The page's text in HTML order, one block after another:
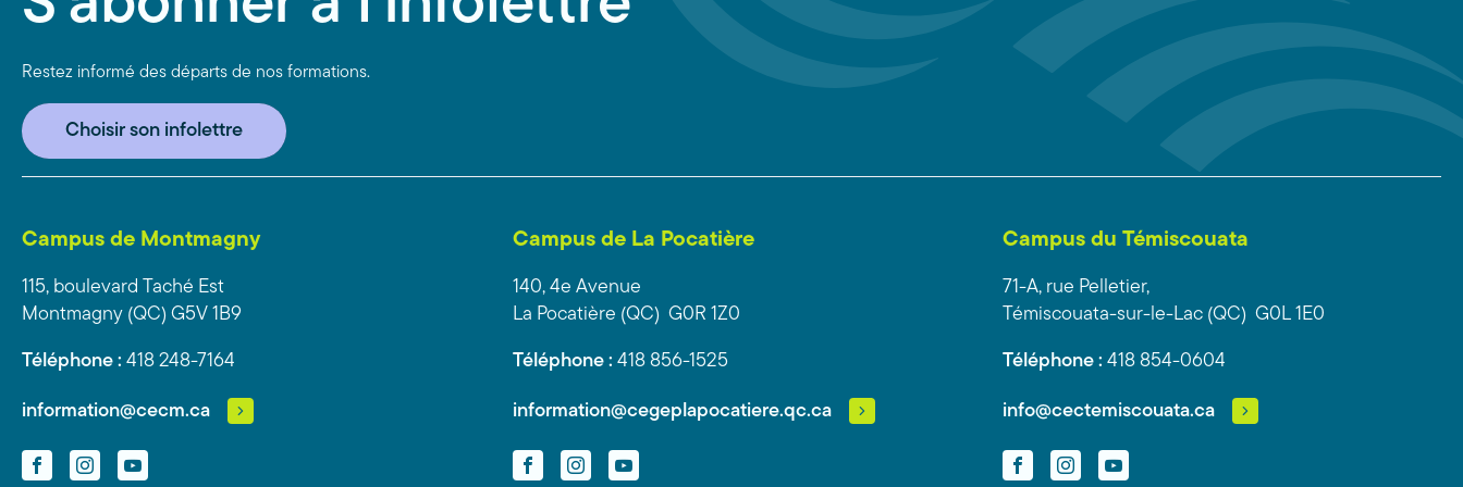
Restez informé des départs de nos formations.
Choisir son infolettre
Campus de Montmagny
115, boulevard Taché Est
Montmagny (QC) G5V 1B9
Téléphone : 418 248-7164
information@cecm.ca
FacebookInstagramYouTube
Campus de La Pocatière
140, 4e Avenue
La Pocatière (QC) G0R 1Z0
Téléphone : 418 856-1525
information@cegeplapocatiere.qc.ca
FacebookInstagramYouTube
Campus du Témiscouata
71-A, rue Pelletier,
Témiscouata-sur-le-Lac (QC) G0L 1E0
Téléphone : 418 854-0604
info@cectemiscouata.ca
FacebookInstagramYouTube